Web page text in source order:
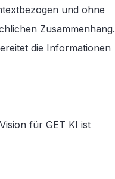
und ohne
Zusammenhang.
die Informationen
für GET KI ist